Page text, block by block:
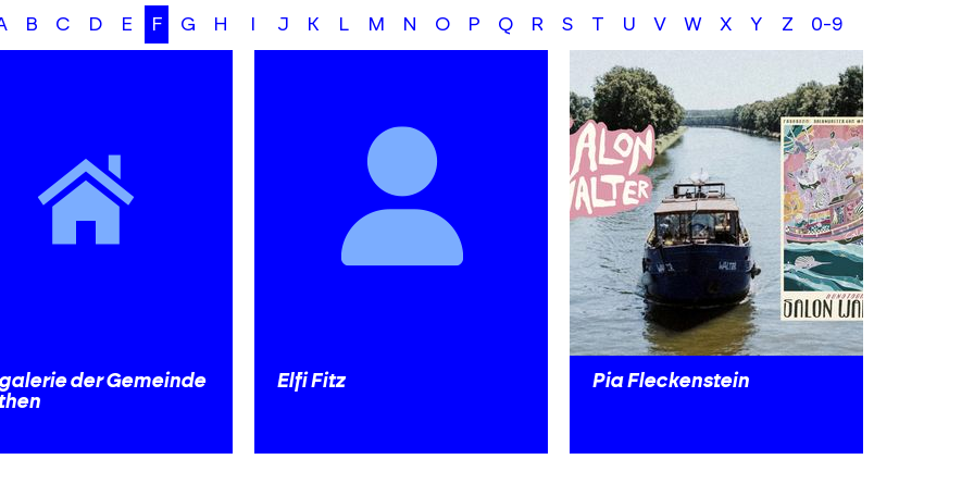
B C D E F G H J K L M N O P Q R S T U V W X Y Z 0-9
der Gemeinde
Elfi Fitz Pia Fleckenstein